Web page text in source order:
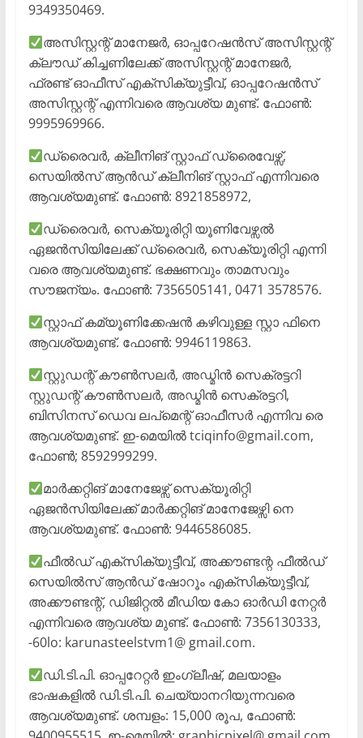
9349350469.
അസിസ്റ്റന്റ് മാനേജർ, ഓപ്പറേഷൻസ് അസിസ്റ്റന്റ്
ക്ലൗഡ് കിച്ചണിലേക്ക് അസിസ്റ്റന്റ് മാനേജർ,
ഫ്രണ്ട് ഓഫീസ് എക്സിക്യുട്ടീവ്, ഓപ്പറേഷൻസ്
അസിസ്റ്റന്റ് എന്നിവരെ ആവശ്യ മുണ്ട്. ഫോൺ:
9995969966.
ഡ്രൈവർ, ക്ലീനിങ് സ്റ്റാഫ് ഡ്രൈവേഴ്സ്,
സെയിൽസ് ആൻഡ് ക്ലീനിങ് സ്റ്റാഫ് എന്നിവരെ
ആവശ്യമുണ്ട്. ഫോൺ: 8921858972,
ഡ്രൈവർ, സെക്യൂരിറ്റി യൂണിവേഴ്സൽ
ഏജൻസിയിലേക്ക് ഡ്രൈവർ, സെക്യൂരിറ്റി എന്നി
വരെ ആവശ്യമുണ്ട്. ഭക്ഷണവും താമസവും
സൗജന്യം. ഫോൺ: 7356505141, 0471 3578576.
സ്റ്റാഫ് കമ്യൂണിക്കേഷൻ കഴിവുള്ള സ്റ്റാ ഫിനെ
ആവശ്യമുണ്ട്. ഫോൺ: 9946119863.
സ്റ്റുഡന്റ് കൗൺസലർ, അഡ്മിൻ സെക്രട്ടറി
സ്റ്റുഡന്റ് കൗൺസലർ, അഡ്മിൻ സെക്രട്ടറി,
ബിസിനസ് ഡെവ ലപ്മെന്റ് ഓഫീസർ എന്നിവ രെ
ആവശ്യമുണ്ട്. ഇ-മെയിൽ tciqinfo@gmail.com,
ഫോൺ; 8592999299.
മാർക്കറ്റിങ് മാനേജേഴ്സ് സെക്യൂരിറ്റി
ഏജൻസിയിലേക്ക് മാർക്കറ്റിങ് മാനേജേഴ്സി നെ
ആവശ്യമുണ്ട്. ഫോൺ: 9446586085.
ഫീൽഡ് എക്സിക്യുട്ടീവ്, അക്കൗണ്ടന്റ ഫീൽഡ്
സെയിൽസ് ആൻഡ് ഷോറൂം എക്സിക്യുട്ടീവ്,
അക്കൗണ്ടന്റ്, ഡിജിറ്റൽ മീഡിയ കോ ഓർഡി നേറ്റർ
എന്നിവരെ ആവശ്യ മുണ്ട്. ഫോൺ: 7356130333,
-60lo: karunasteelstvm1@ gmail.com.
ഡി.ടി.പി. ഓപ്പറേറ്റർ ഇംഗ്ലീഷ്, മലയാളം
ഭാഷകളിൽ ഡി.ടി.പി. ചെയ്യാനറിയുന്നവരെ
ആവശ്യമുണ്ട്. ശമ്പളം: 15,000 രൂപ, ഫോൺ: